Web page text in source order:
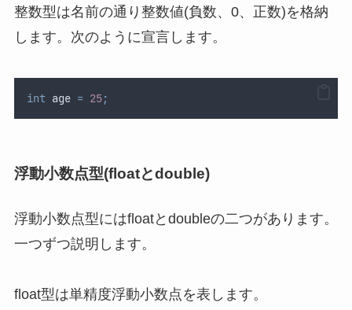
整数型は名前の通り整数値(負数、0、正数)を格納
します。次のように宣言します。
int age = 25;
浮動小数点型(floatとdouble)
浮動小数点型にはfloatとdoubleの二つがあります。
一つずつ説明します。
float型は単精度浮動小数点を表します。